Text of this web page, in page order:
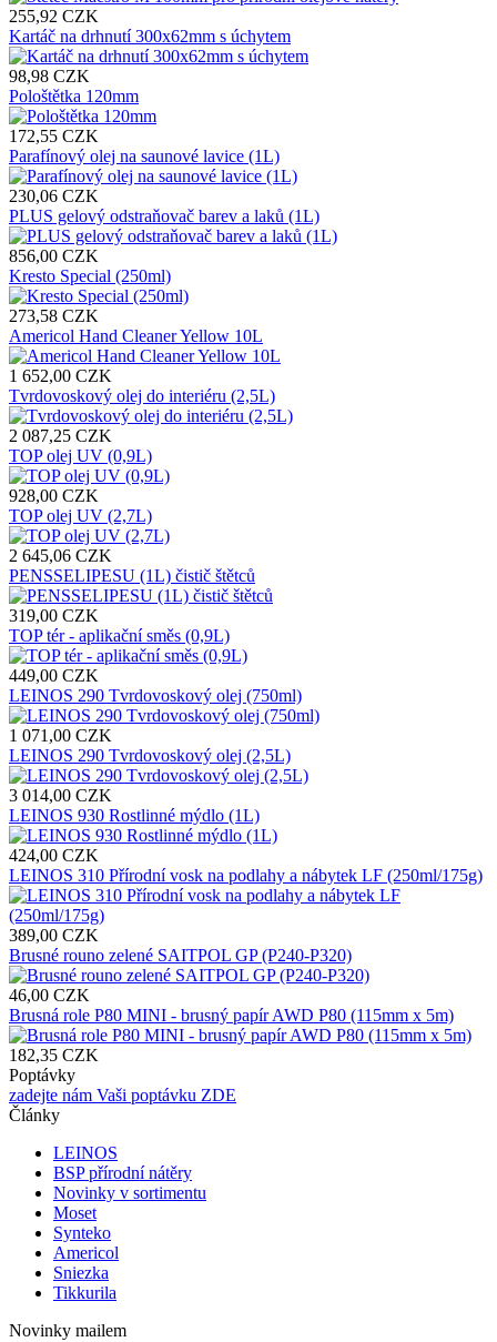
255,92 CZK
Kartáč na drhnutí 300x62mm s úchytem
98,98 CZK
Pološtětka 120mm
172,55 CZK
Parafínový olej na saunové lavice (1L)
230,06 CZK
PLUS gelový odstraňovač barev a laků (1L)
856,00 CZK
Kresto Special (250ml)
273,58 CZK
Americol Hand Cleaner Yellow 10L
1 652,00 CZK
Tvrdovoskový olej do interiéru (2,5L)
2 087,25 CZK
TOP olej UV (0,9L)
928,00 CZK
TOP olej UV (2,7L)
2 645,06 CZK
PENSSELIPESU (1L) čistič štětců
319,00 CZK
TOP tér - aplikační směs (0,9L)
449,00 CZK
LEINOS 290 Tvrdovoskový olej (750ml)
1 071,00 CZK
LEINOS 290 Tvrdovoskový olej (2,5L)
3 014,00 CZK
LEINOS 930 Rostlinné mýdlo (1L)
424,00 CZK
LEINOS 310 Přírodní vosk na podlahy a nábytek LF (250ml/175g)
389,00 CZK
Brusné rouno zelené SAITPOL GP (P240-P320)
46,00 CZK
Brusná role P80 MINI - brusný papír AWD P80 (115mm x 5m)
182,35 CZK
Poptávky
zadejte nám Vaši poptávku ZDE
Články
LEINOS
BSP přírodní nátěry
Novinky v sortimentu
Moset
Synteko
Americol
Sniezka
Tikkurila
Novinky mailem